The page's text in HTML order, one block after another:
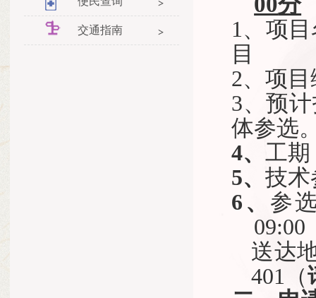
交通指南 1、 项
目
2、项目
3、预
体参选
4、工期
5、技术
6、 参
09:00
送达
401 （